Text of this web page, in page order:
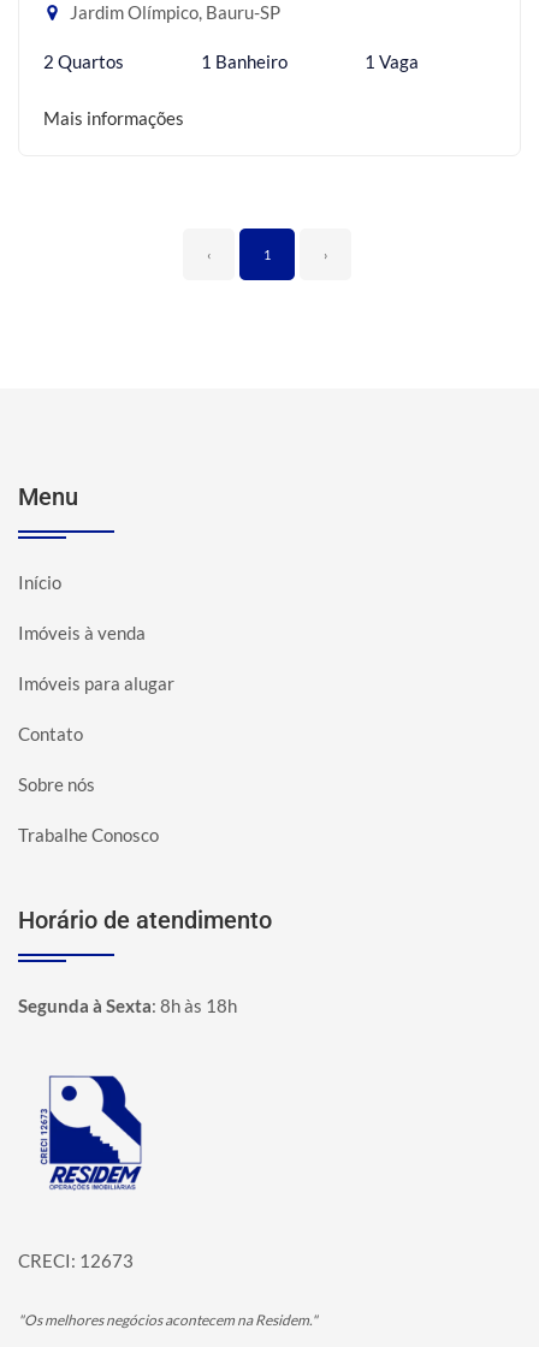
Jardim Olímpico, Bauru-SP
2 Quartos 1 Banheiro 1 Vaga
Mais informações
‹ 1 ›
Menu
Início
Imóveis à venda
Imóveis para alugar
Contato
Sobre nós
Trabalhe Conosco
Horário de atendimento
Segunda à Sexta: 8h às 18h
Página inicial
CRECI: 12673
"Os melhores negócios acontecem na Residem."